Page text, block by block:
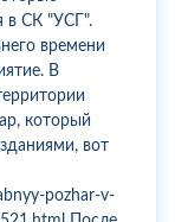
в СК "УСГ".
времени
В
который
вот
pozhar-v-